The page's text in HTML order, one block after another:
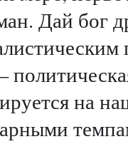
Дай бог
на